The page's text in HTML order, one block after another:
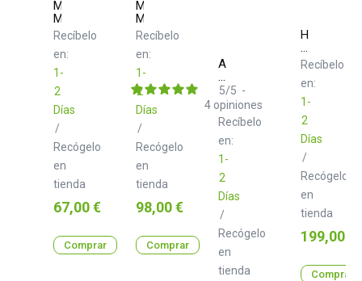
Mackie
MIX5
Recíbelo
en:
1-
2
Días
/
Recógelo
en
tienda
Precio
67,00 €
Comprar
Mackie
MIX8
Recíbelo
en:
1-
2
Días
/
Recógelo
en
tienda
Precio
98,00 €
Comprar
Allen
&
Heath
Xone
92
MK2
Recíbelo
en:
1-
2
Días
/
Recógelo
en
tienda
5/5 -
4 opiniones
Heritage
Audio
Synth
Buddy
Recíbelo
en:
1-
2
Días
/
Recógelo
en
tienda
Precio
199,00 €
Comprar